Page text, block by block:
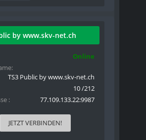
by www.skv-net.ch
Online
TS3 Public by www.skv-net.ch
10 /212
77.109.133.22:9987
JETZT VERBINDEN!